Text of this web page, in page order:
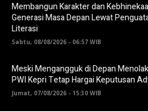
Membangun Karakter dan
Generasi Masa Depan Lewat
Literasi
Sabtu, 08/08/2026 - 06:57 WIB
Meski Mengangguk di Depan
PWI Kepri Tetap Hargai Keputusan
Jumat, 07/08/2026 - 15:30 WIB